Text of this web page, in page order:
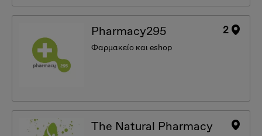
2
Pharmacy295
Φαρμακείο και eshop
The Natural Pharmacy